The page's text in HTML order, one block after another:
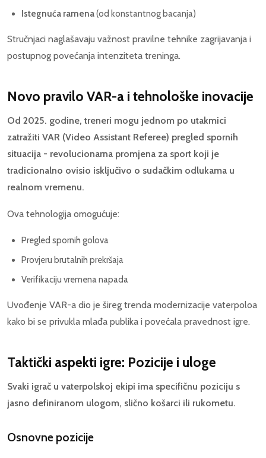
Istegnuća ramena(od konstantnog bacanja)
Stručnjaci naglašavaju važnost pravilne tehnike zagrijavanja i
postupnog povećanja intenziteta treninga.
Novo pravilo VAR-a i tehnološke inovacije
Od 2025. godine, treneri mogu jednom po utakmici
zatražiti VAR (Video Assistant Referee) pregled spornih
situacija - revolucionarna promjena za sport koji je
tradicionalno ovisio isključivo o sudačkim odlukama u
realnom vremenu.
Ova tehnologija omogućuje:
Pregled spornih golova
Provjeru brutalnih prekršaja
Verifikaciju vremena napada
Uvođenje VAR-a dio je šireg trenda modernizacije vaterpoloa
kako bi se privukla mlađa publika i povećala pravednost igre.
Taktički aspekti igre: Pozicije i uloge
Svaki igrač u vaterpolskoj ekipi ima specifičnu poziciju s
jasno definiranom ulogom, slično košarci ili rukometu.
Osnovne pozicije